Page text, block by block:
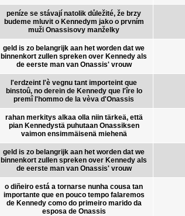
peníze se stávají natolik důležité, že brzy
budeme mluvit o Kennedym jako o prvním
muži Onassisovy manželky
geld is zo belangrijk aan het worden dat we
binnenkort zullen spreken over Kennedy als
de eerste man van Onassis' vrouw
l'erdzeint l'è vegnu tant importeint que
binstoû, no derein de Kennedy que l'îre lo
premî l'hommo de la vèva d'Onassis
rahan merkitys alkaa olla niin tärkeä, että
pian Kennedystä puhutaan Onassiksen
vaimon ensimmäisenä miehenä
geld is zo belangrijk aan het worden dat we
binnenkort zullen spreken over Kennedy als
de eerste man van Onassis' vrouw
o diñeiro está a tornarse nunha cousa tan
importante que en pouco tempo falaremos
de Kennedy como do primeiro marido da
esposa de Onassis